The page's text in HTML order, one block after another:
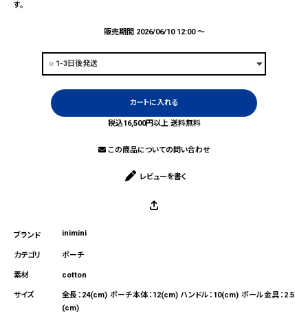
す。
販売期間 2026/06/10 12:00〜
カートに入れる
税込16,500円以上 送料無料
この商品についての問い合わせ
レビューを書く
inimini
ポーチ
cotton
全長：24(cm) ポーチ本体：12(cm) ハンドル：10(cm) ボール金具：2.5
(cm)